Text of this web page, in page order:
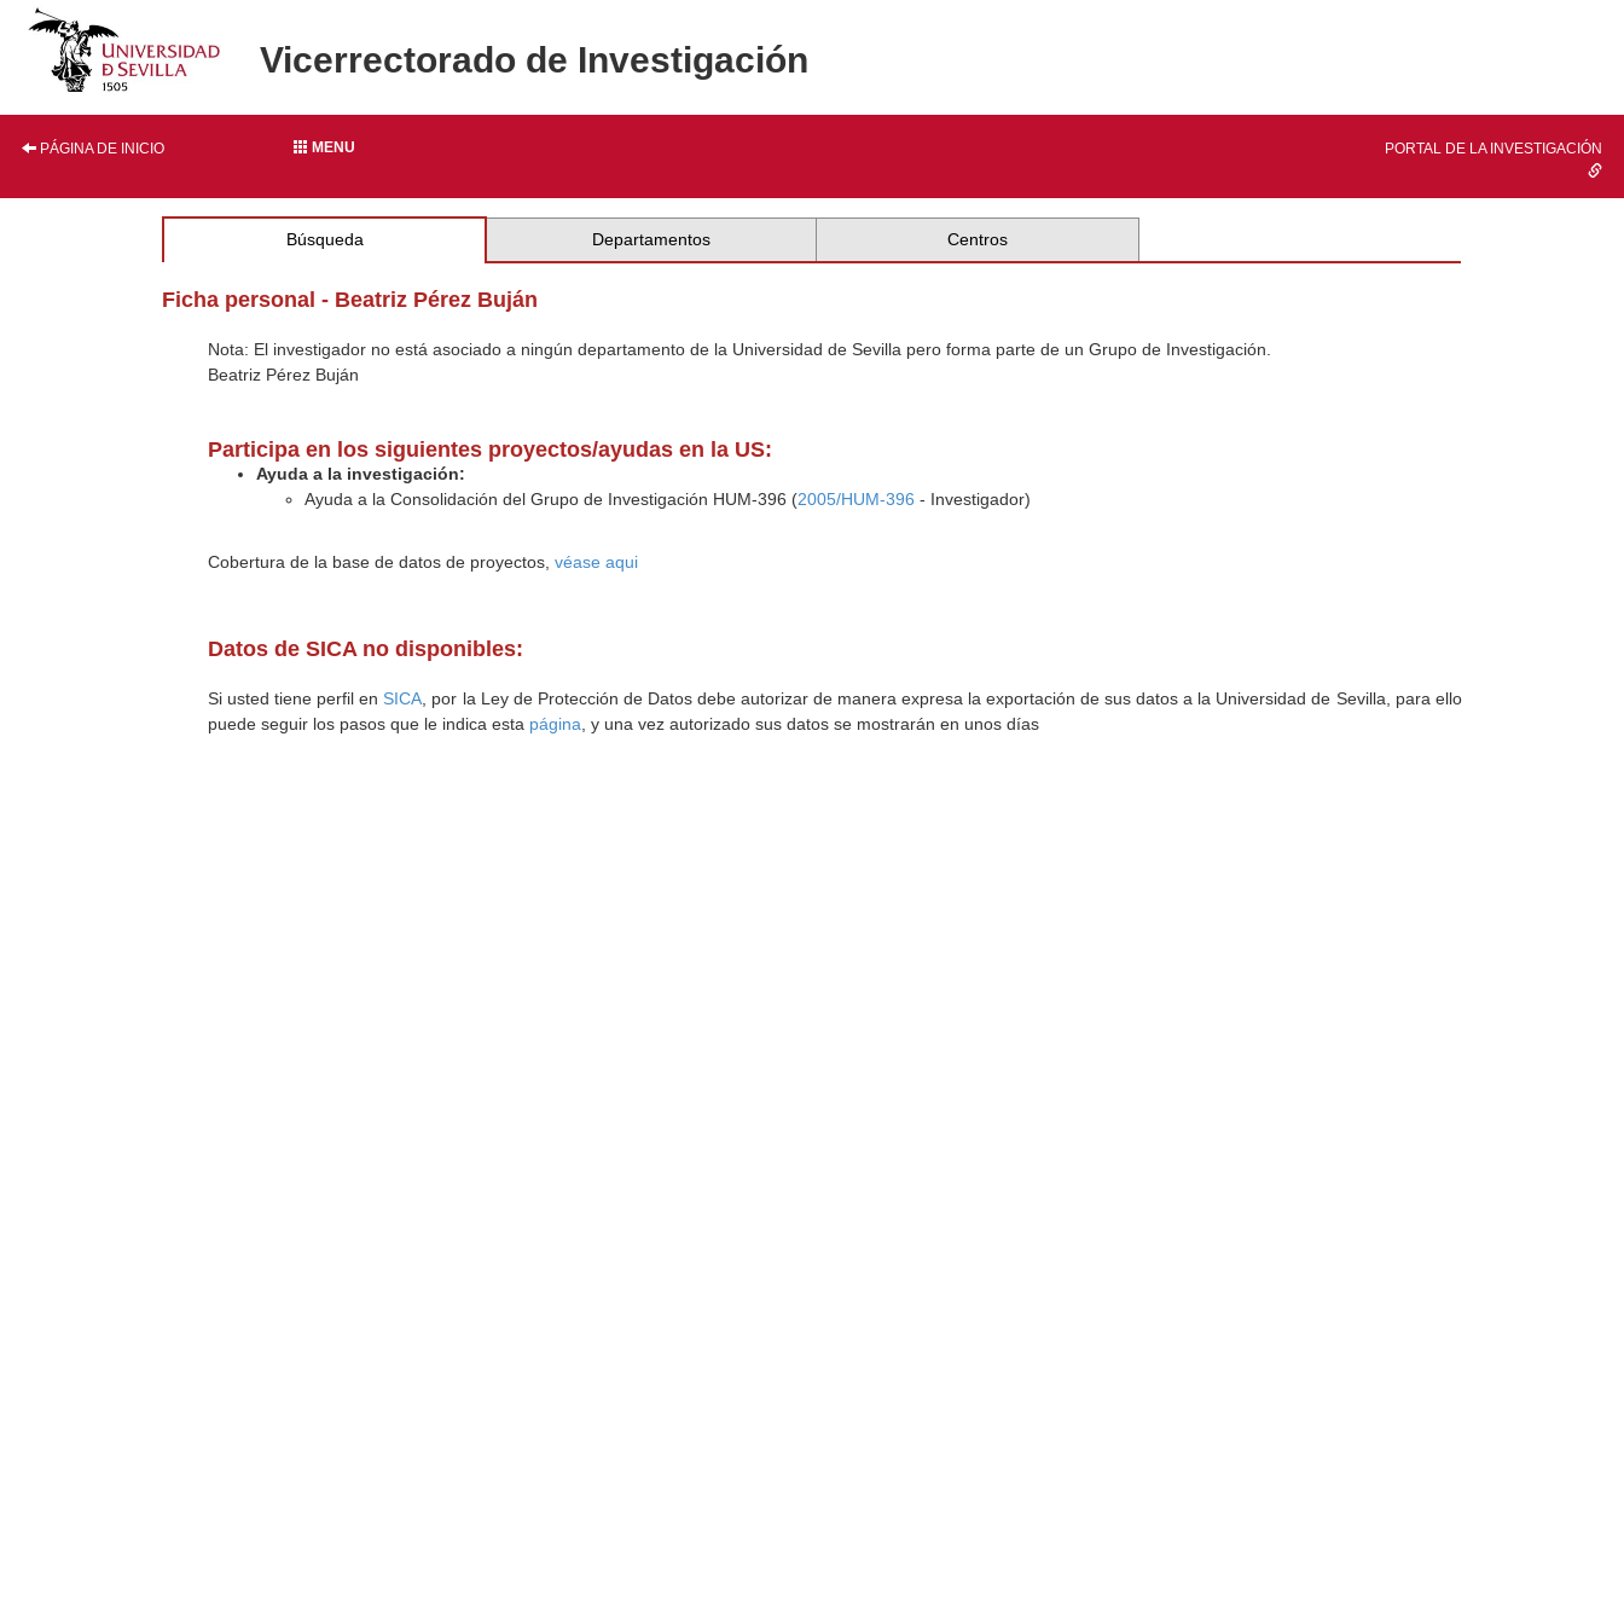
Vicerrectorado de Investigación
PÁGINA DE INICIO MENU PORTAL DE LA INVESTIGACIÓN
Búsqueda Departamentos Centros
Ficha personal - Beatriz Pérez Buján
Nota: El investigador no está asociado a ningún departamento de la Universidad de Sevilla pero forma parte de un Grupo de Investigación.
Beatriz Pérez Buján
Participa en los siguientes proyectos/ayudas en la US:
Ayuda a la investigación:
Ayuda a la Consolidación del Grupo de Investigación HUM-396 (2005/HUM-396 - Investigador)
Cobertura de la base de datos de proyectos,véase aqui
Datos de SICA no disponibles:
Si usted tiene perfil en SICA , por la Ley de Protección de Datos debe autorizar de manera expresa la exportación de sus datos a la Universidad de Sevilla, para ello
puede seguir los pasos que le indica esta página , y una vez autorizado sus datos se mostrarán en unos días